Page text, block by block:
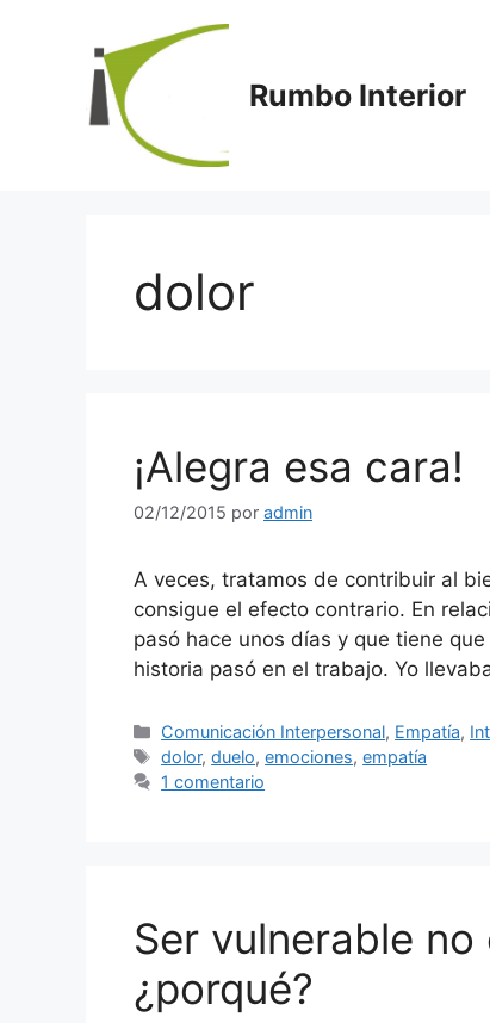
contenido
Rumbo Interior
dolor
¡Alegra esa cara!
02/12/2015 por admin
A veces, tratamos de contribuir al
consigue el efecto contrario. En
pasó hace unos días y que tiene
historia pasó en el trabajo. Yo
Categorías
Comunicación Interpersonal, Empatía,
Etiquetas
dolor,duelo,emociones,empatía
1 comentario
Ser vulnerable
¿porqué?